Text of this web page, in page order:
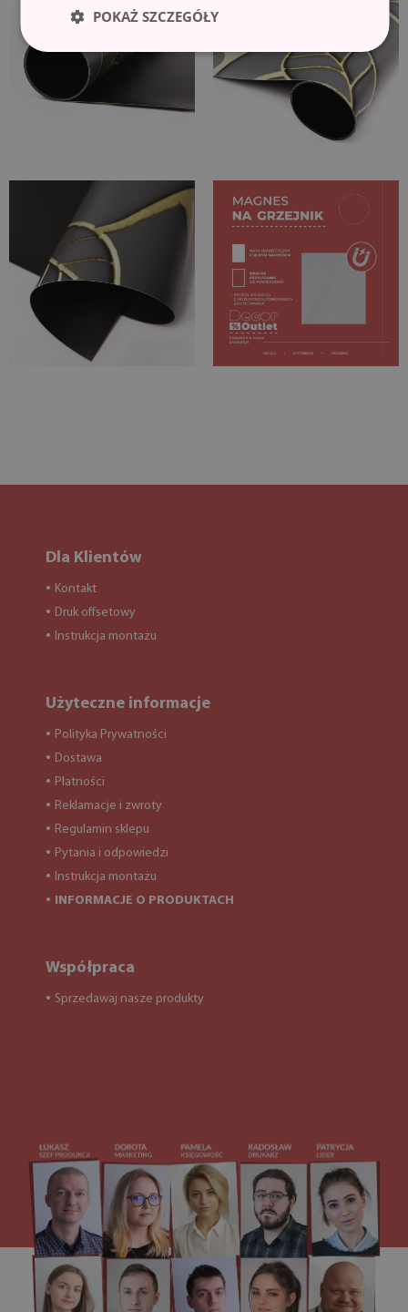
Dla Klientów
● Kontakt
● Druk offsetowy
● Instrukcja montażu
Użyteczne informacje
● Polityka Prywatności
● Dostawa
● Płatności
● Reklamacje i zwroty
● Regulamin sklepu
● Pytania i odpowiedzi
● Instrukcja montażu
● INFORMACJE O PRODUKTACH
Współpraca
● Sprzedawaj nasze produkty
POKAŻ SZCZEGÓŁY